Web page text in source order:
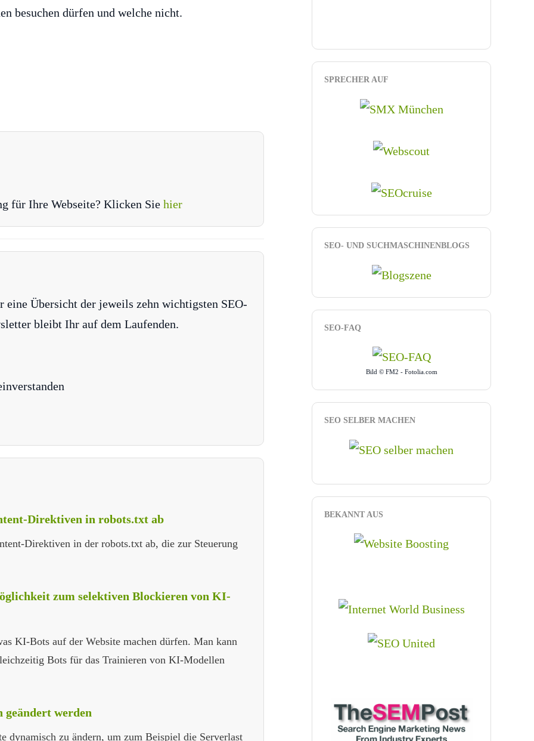
besuchen dürfen und welche nicht.
für Ihre Webseite? Klicken Sie hier
Übersicht der jeweils zehn wichtigsten SEO-
bleibt Ihr auf dem Laufenden.
Direktiven in robots.txt ab
Direktiven in der robots.txt ab, die zur Steuerung
zum selektiven Blockieren von KI-
KI-Bots auf der Website machen dürfen. Man kann
Bots für das Trainieren von KI-Modellen
geändert werden
dynamisch zu ändern, um zum Beispiel die Serverlast
SPRECHER AUF
SEO- UND SUCHMASCHINENBLOGS
SEO-FAQ
Bild © FM2 - Fotolia.com
SEO SELBER MACHEN
BEKANNT AUS